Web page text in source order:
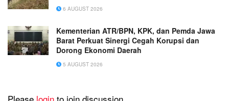
6 AUGUST 2026
Kementerian ATR/BPN, KPK, dan Pemda Jawa
Barat Perkuat Sinergi Cegah Korupsi dan
Dorong Ekonomi Daerah
5 AUGUST 2026